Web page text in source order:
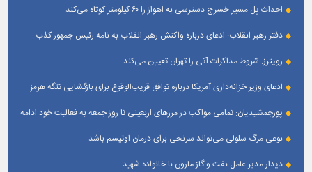
احداث پل مسیر خسرج دسترسی به اهواز را ۶۰ کیلومتر کوتاه می‌کند
دفتر رهبر انقلاب: ادعای درباره واکنش رهبر انقلاب به نامه رئیس جمهور کذب
رویترز: شروط مذاکرات آتی را تهران تعیین می‌کند
ادعای وزیر خزانه‌داری آمریکا درباره توافق قریب‌الوقوع برای بازگشایی تنگه هرمز
پورجمشیدیان: تمامی مواکب در مرزهای اربعینی تا روز جمعه به فعالیت خود ادامه
نوعی مرگ سلولی می‌تواند سرنخی برای درمان اوتیسم باشد
دیدار مدیر عامل نفت و گاز مارون با خانواده شهید